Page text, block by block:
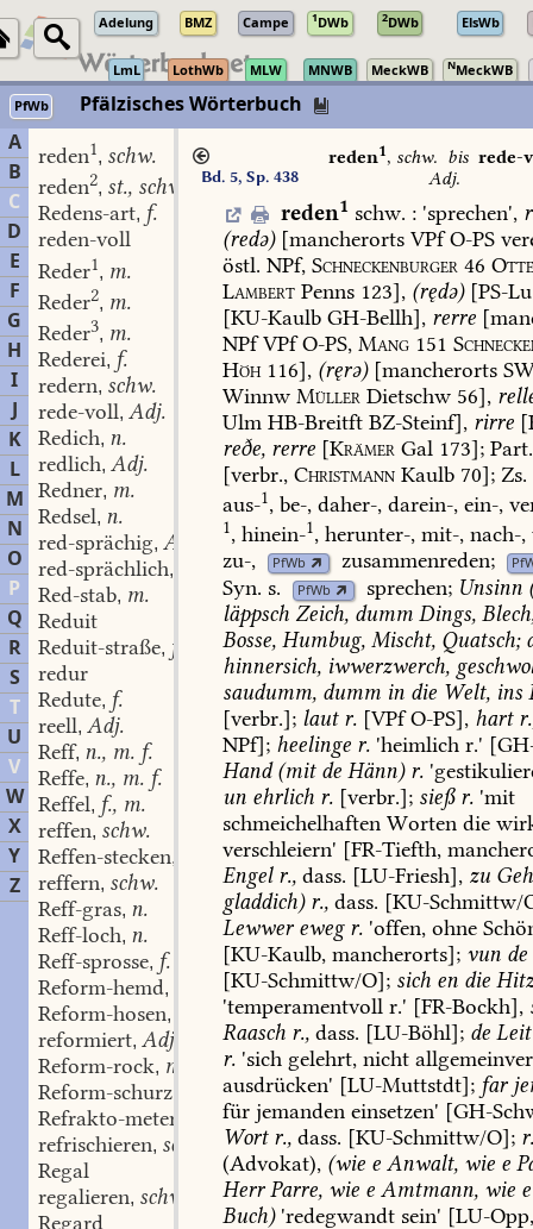
Adelung BMZ Campe 1DWb 2DWb ElsWb
LmL LothWb MLW MNWB MeckWB NMeckWB
PfWb
Pfälzisches Wörterbuch
A
B
C
D
E
F
G
H
I
J
K
L
M
N
O
P
Q
R
S
T
U
V
W
X
Y
Z
reden1, schw.
reden2, st., schw.
Redens-art, f.
reden-voll
Reder1, m.
Reder2, m.
Reder3, m.
Rederei, f.
redern, schw.
rede-voll, Adj.
Redich, n.
redlich, Adj.
Redner, m.
Redsel, n.
red-sprächig, Adj.
red-sprächlich,
Red-stab, m.
Reduit
Reduit-straße, f.
redur
Redute, f.
reell, Adj.
Reff, n., m. f.
Reffe, n., m. f.
Reffel, f., m.
reffen, schw.
Reffen-stecken,
reffern, schw.
Reff-gras, n.
Reff-loch, n.
Reff-sprosse, f.
Reform-hemd,
Reform-hosen,
reformiert, Adj.
Reform-rock, m.
Reform-schurz
Refrakto-meter
Gen.?
refrischieren, schw.
Regal
regalieren, schw.
Regard
Bd. 5, Sp. 438
reden1, schw. bis rede-
Adj.
reden1 schw. :'sprechen',
(redə)[mancherorts VPfO-PS
östl. NPf, Schneckenburger 46
Lambert Penns 123], (rędə)[PS-
[KU-Kaulb GH-Bellh], rerre
NPfVPfO-PS, Mang 151
Höh116], (ręrə)[mancherorts
Winnw Müller Dietschw 56],
Ulm HB-Breitft BZ-Steinf], rirre [
reðe, rerre [Krämer Gal 173]; Part.
[verbr., Christmann Kaulb 70]; Zs.
aus-1, be-, daher-, darein-, ein-,
1, hinein-1, herunter-, mit-, nach-,
zu-,
PfWb zusammenreden;
Syn. s. PfWb sprechen; Unsinn
läppsch Zeich, dumm Dings,
Bosse, Humbug, Mischt, Quatsch;
hinnersich, iwwerzwerch,
saudumm, dumm in die Welt, ins
[verbr.]; lautr. [VPfO-PS], hart
NPf]; heelinge r. 'heimlich r.' [
Hand(mitde Hänn)r.
un ehrlich r. [verbr.]; sießr. 'mit
schmeichelhaften Worten die
verschleiern' [FR-Tiefth,
Engelr., dass. [LU-Friesh], zu
gladdich)r., dass. [KU-Schmittw/
Lewwerewegr. 'offen, ohne
[KU-Kaulb, mancherorts]; vun de
[KU-Schmittw/O]; sich en die
'temperamentvoll r.' [FR-Bockh],
Raasch r., dass. [LU-Böhl]; de Leit
r. 'sich gelehrt, nicht
ausdrücken' [LU-Muttstdt]; far
für jemanden einsetzen' [GH-
Wortr., dass. [KU-Schmittw/O];
(Advokat), (wie e Anwalt, wie e
HerrParre, wie e Amtmann, wie e
Buch)'redegwandt sein' [LU-